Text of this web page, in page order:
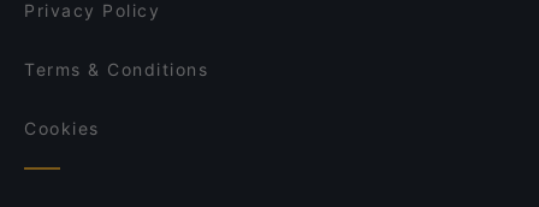
Privacy Policy
Terms & Conditions
Cookies